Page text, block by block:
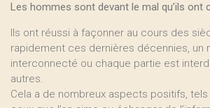
Les hommes sont devant le mal qu’ils ont
Ils ont réussi à façonner au cours des
rapidement ces dernières décennies, un
interconnecté ou chaque partie est
autres.
Cela a de nombreux aspects positifs,